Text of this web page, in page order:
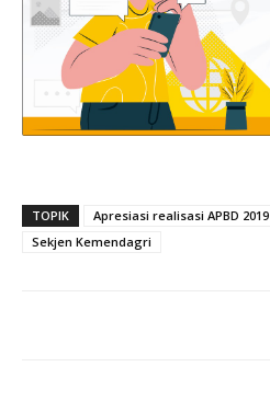
TOPIK Apresiasi realisasi APBD 2019
Sekjen Kemendagri